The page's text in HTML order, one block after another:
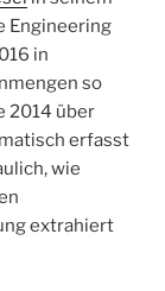
Engineering
in
so
2014 über
erfasst
wie
extrahiert